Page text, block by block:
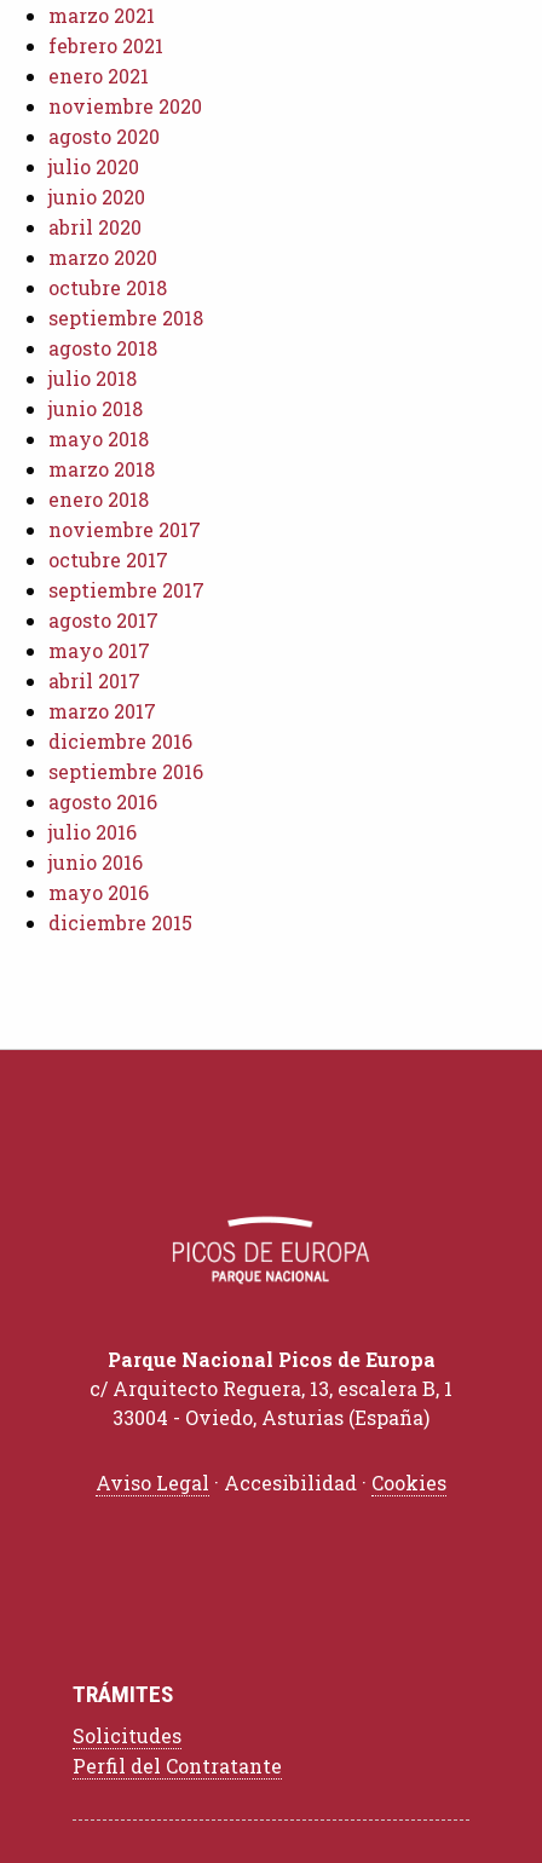
marzo 2021
febrero 2021
enero 2021
noviembre 2020
agosto 2020
julio 2020
junio 2020
abril 2020
marzo 2020
octubre 2018
septiembre 2018
agosto 2018
julio 2018
junio 2018
mayo 2018
marzo 2018
enero 2018
noviembre 2017
octubre 2017
septiembre 2017
agosto 2017
mayo 2017
abril 2017
marzo 2017
diciembre 2016
septiembre 2016
agosto 2016
julio 2016
junio 2016
mayo 2016
diciembre 2015
Parque Nacional Picos de Europa
c/ Arquitecto Reguera, 13, escalera B, 1
33004 - Oviedo, Asturias (España)
Aviso Legal · Accesibilidad · Cookies
TRÁMITES
Solicitudes
Perfil del Contratante